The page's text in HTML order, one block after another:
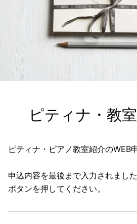
ピティナ・教
ピティナ・ピアノ教室紹介のWEB
申込内容を最後まで入力されまし
ボタンを押してください。